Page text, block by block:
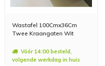
Wastafel 100Cmx36Cm
Twee Kraangaten Wit
Vóór 14:00 besteld,
volgende werkdag in huis